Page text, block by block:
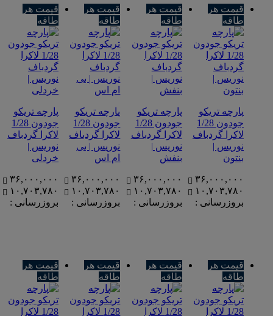
قیمت هر
طاقه
پارچه تریکو
جودون 1/28
لاکرا گردباف
نوریس |
بنتون
۳۶,۰۰۰,۰۰۰
۱۰,۷۰۳,۷۸۰
بروزرسانی :
قیمت هر
طاقه
پارچه تریکو
جودون 1/28
لاکرا گردباف
نوریس |
بنفش
۳۶,۰۰۰,۰۰۰
۱۰,۷۰۳,۷۸۰
بروزرسانی :
قیمت هر
طاقه
پارچه تریکو
جودون 1/28
لاکرا گردباف
نوریس | بی
ام اس
۳۶,۰۰۰,۰۰۰
۱۰,۷۰۳,۷۸۰
بروزرسانی :
قیمت هر
طاقه
پارچه تریکو
جودون 1/28
لاکرا گردباف
نوریس |
خردلی
۳۶,۰۰۰,۰۰۰
۱۰,۷۰۳,۷۸۰
بروزرسانی :
قیمت هر
طاقه
قیمت هر
طاقه
قیمت هر
طاقه
قیمت هر
طاقه